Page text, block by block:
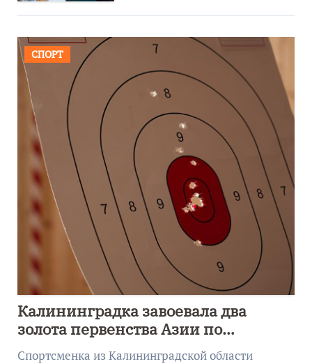
СПОРТ
Калининградка завоевала два
золота первенства Азии по
метанию ножа
Спортсменка из Калининградской области